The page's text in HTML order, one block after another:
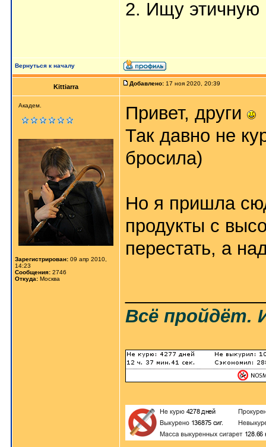
2. Ищу этичную
Вернуться к началу
Kittiarra Добавлено: 17 ноя 2020, 20:39
Академ.
Зарегистрирован: 09 апр 2010,
14:23
Сообщения: 2746
Откуда: Москва
Привет, други
Так давно не
бросила)
Но я пришла
продукты с
перестать, а
Всё пройдёт.